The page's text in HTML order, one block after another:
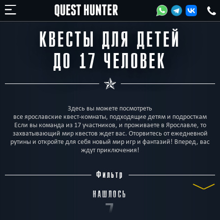
КВЕСТЫ ДЛЯ ДЕТЕЙ
ДО 17 ЧЕЛОВЕК
Здесь вы можете посмотреть
все ярославские квест-комнаты, подходящие детям и подросткам
Если вы команда из 17 участников, и проживаете в Ярославле, то
захватывающий мир квестов ждет вас. Оторвитесь от ежедневной
рутины и откройте для себя новый мир игр и фантазий! Вперед, вас
ждут приключения!
Фильтр
НАШЛОСЬ
7